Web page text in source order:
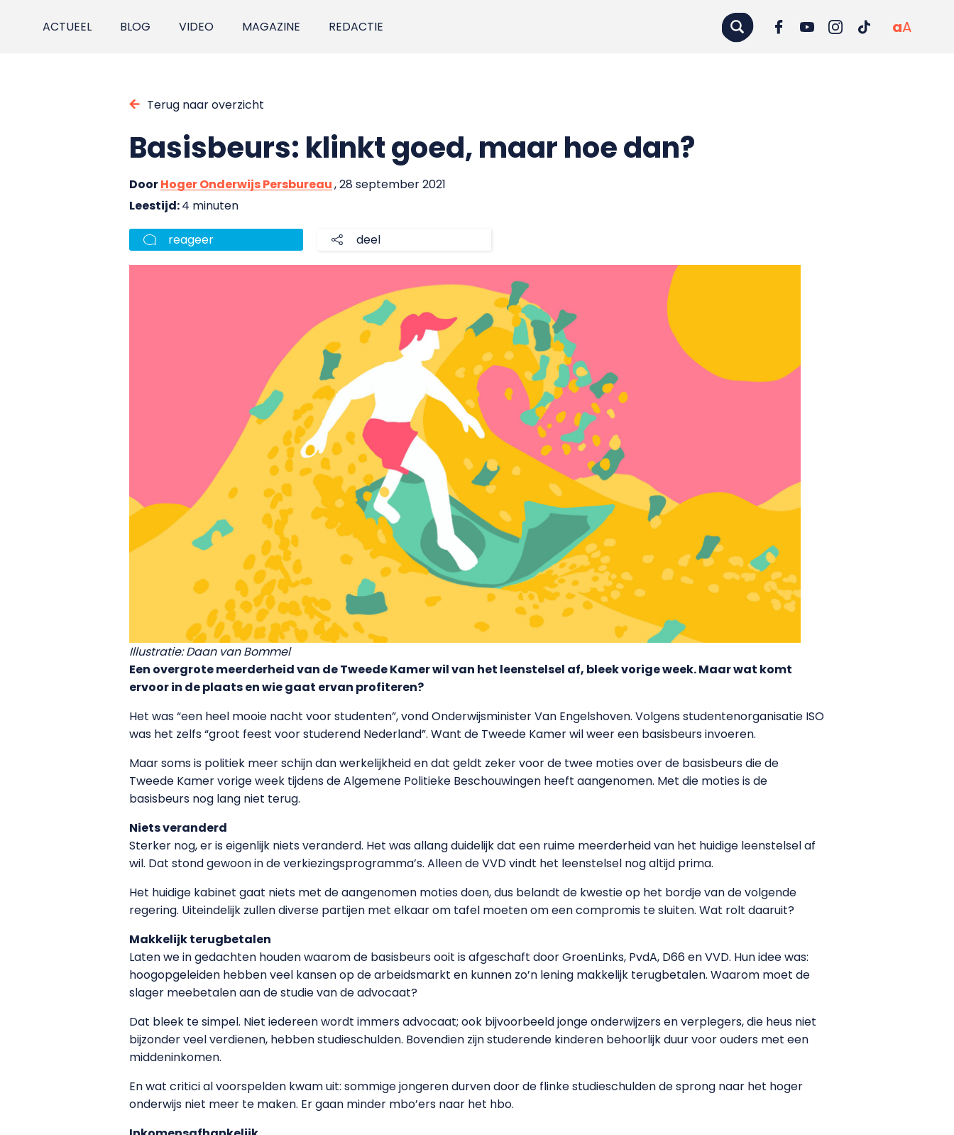
ACTUEEL BLOG VIDEO MAGAZINE REDACTIE aA
Terug naar overzicht
Basisbeurs: klinkt goed, maar hoe dan?
DoorHoger Onderwijs Persbureau, 28 september 2021
Leestijd:4 minuten
reageer deel
Illustratie: Daan van Bommel
Een overgrote meerderheid van de Tweede Kamer wil van het leenstelsel af, bleek vorige week. Maar wat komt
ervoor in de plaats en wie gaat ervan profiteren?
Het was “een heel mooie nacht voor studenten”, vond Onderwijsminister Van Engelshoven. Volgens studentenorganisatie ISO
was het zelfs “groot feest voor studerend Nederland”. Want de Tweede Kamer wil weer een basisbeurs invoeren.
Maar soms is politiek meer schijn dan werkelijkheid en dat geldt zeker voor de twee moties over de basisbeurs die de
Tweede Kamer vorige week tijdens de Algemene Politieke Beschouwingen heeft aangenomen. Met die moties is de
basisbeurs nog lang niet terug.
Niets veranderd
Sterker nog, er is eigenlijk niets veranderd. Het was allang duidelijk dat een ruime meerderheid van het huidige leenstelsel af
wil. Dat stond gewoon in de verkiezingsprogramma’s. Alleen de VVD vindt het leenstelsel nog altijd prima.
Het huidige kabinet gaat niets met de aangenomen moties doen, dus belandt de kwestie op het bordje van de volgende
regering. Uiteindelijk zullen diverse partijen met elkaar om tafel moeten om een compromis te sluiten. Wat rolt daaruit?
Makkelijk terugbetalen
Laten we in gedachten houden waarom de basisbeurs ooit is afgeschaft door GroenLinks, PvdA, D66 en VVD. Hun idee was:
hoogopgeleiden hebben veel kansen op de arbeidsmarkt en kunnen zo’n lening makkelijk terugbetalen. Waarom moet de
slager meebetalen aan de studie van de advocaat?
Dat bleek te simpel. Niet iedereen wordt immers advocaat; ook bijvoorbeeld jonge onderwijzers en verplegers, die heus niet
bijzonder veel verdienen, hebben studieschulden. Bovendien zijn studerende kinderen behoorlijk duur voor ouders met een
middeninkomen.
En wat critici al voorspelden kwam uit: sommige jongeren durven door de flinke studieschulden de sprong naar het hoger
onderwijs niet meer te maken. Er gaan minder mbo’ers naar het hbo.